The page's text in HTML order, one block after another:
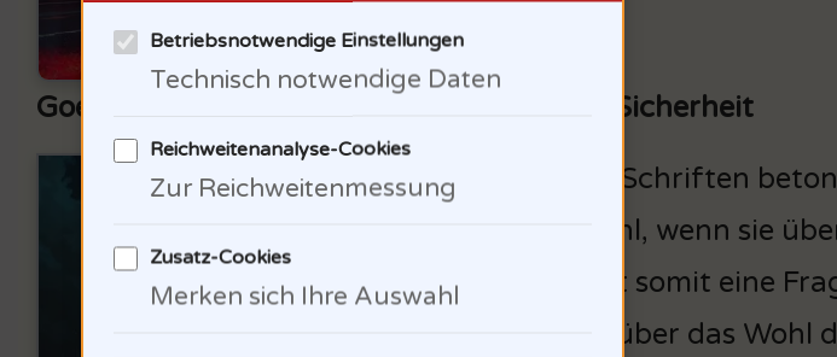
Goethes Einfluss auf das Verständnis von Sicherheit
In meinen Schriften
sich unwohl, wenn sie
Verkehr ist somit eine
Debatten über das Wohl
Betriebsnotwendige Einstellungen
Technisch notwendige Daten
Reichweitenanalyse-Cookies
Zur Reichweitenmessung
Zusatz-Cookies
Merken sich Ihre Auswahl